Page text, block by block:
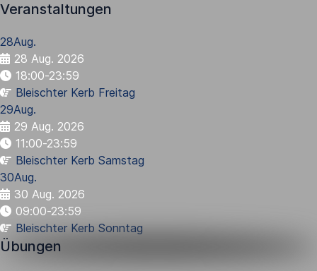
Veranstaltungen
28Aug.
28 Aug. 2026
18:00-23:59
Bleischter Kerb Freitag
29Aug.
29 Aug. 2026
11:00-23:59
Bleischter Kerb Samstag
30Aug.
30 Aug. 2026
09:00-23:59
Bleischter Kerb Sonntag
Übungen